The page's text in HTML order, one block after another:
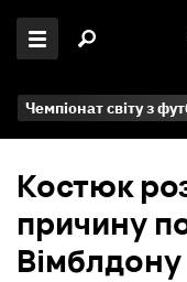
Чемпіонат світу з
Костюк
причину
Вімблдону